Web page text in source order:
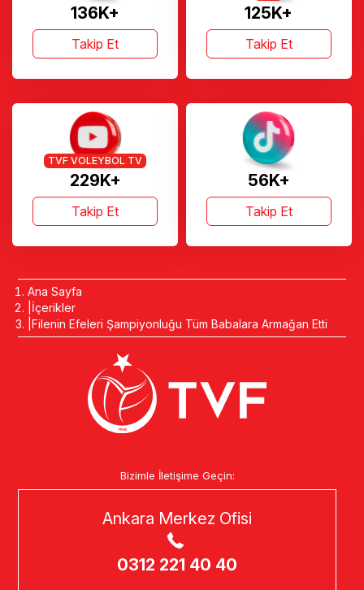
136K+
Takip Et
125K+
Takip Et
229K+
TVF VOLEYBOL TV
Takip Et
56K+
Takip Et
Ana Sayfa
İçerikler
Filenin Efeleri Şampiyonluğu Tüm Babalara Armağan Etti
Bizimle İletişime Geçin:
Ankara Merkez Ofisi
0312 221 40 40